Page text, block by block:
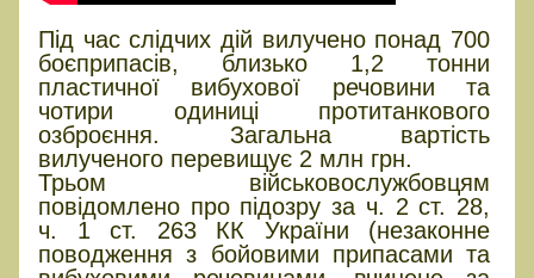
Під час слідчих дій вилучено понад 700
боєприпасів, близько 1,2 тонни
пластичної вибухової речовини та
чотири одиниці протитанкового
озброєння. Загальна вартість
вилученого перевищує 2 млн грн.
Трьом військовослужбовцям
повідомлено про підозру за ч. 2 ст. 28,
ч. 1 ст. 263 КК України (незаконне
поводження з бойовими припасами та